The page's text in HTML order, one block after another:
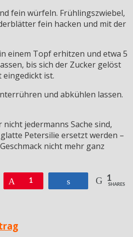
fein würfeln. Frühlingszwiebel,
fein hacken und mit der
einem Topf erhitzen und etwa 5
bis sich der Zucker gelöst
eingedickt ist.
und abkühlen lassen.
jedermanns Sache sind,
Petersilie ersetzt werden –
nicht mehr ganz
Pin1 1
SHARES